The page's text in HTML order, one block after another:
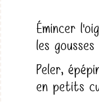
Émincer
les gousses
Peler,
en petits